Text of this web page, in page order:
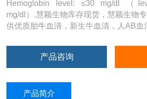
Hemoglobin level: ≤30 mg/dl （
mg/dl）.慧颖生物库存现货，慧颖生物
供优质胎牛血清，新生牛血清，人AB血
产品咨询
产品简介